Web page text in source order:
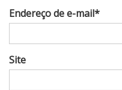
Endereço de e-mail*
Site